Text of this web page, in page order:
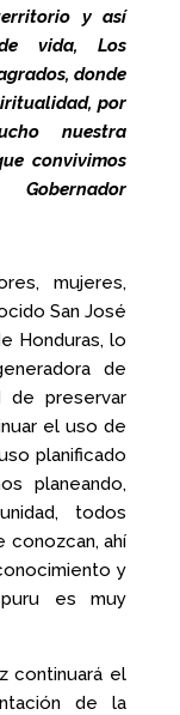
y así
vida, Los
donde
por
nuestra
convivimos
mujeres,
San José
Honduras, lo
de
de preservar
el uso de
planificado
planeando,
todos
conozcan, ahí
y
es muy
continuará el
de la